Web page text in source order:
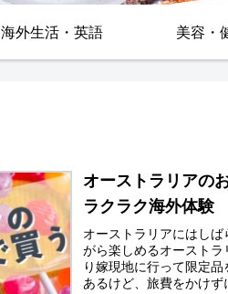
海外生活・英語 美容・
オーストラリアの
ラクラク海外体験
オーストラリアにはし
がら楽しめるオースト
り嫁現地に行って限定
あるけど、旅費をかけ